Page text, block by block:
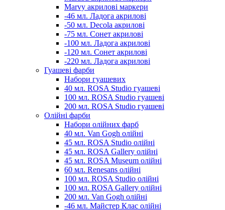
Marvy акрилові маркери
-46 мл. Ладога акрилові
-50 мл. Decola акрилові
-75 мл. Сонет акрилові
-100 мл. Ладога акрилові
-120 мл. Сонет акрилові
-220 мл. Ладога акрилові
Гуашеві фарби
Набори гуашевих
40 мл. ROSA Studio гуашеві
100 мл. ROSA Studio гуашеві
200 мл. ROSA Studio гуашеві
Олійні фарби
Набори олійних фарб
40 мл. Van Gogh олійні
45 мл. ROSA Studio олійні
45 мл. ROSA Gallery олійні
45 мл. ROSA Museum олійні
60 мл. Renesans олійні
100 мл. ROSA Studio олійні
100 мл. ROSA Gallery олійні
200 мл. Van Gogh олійні
-46 мл. Майстер Клас олійні